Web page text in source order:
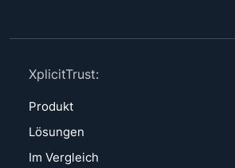
XplicitTrust:
Produkt
Lösungen
Im Vergleich